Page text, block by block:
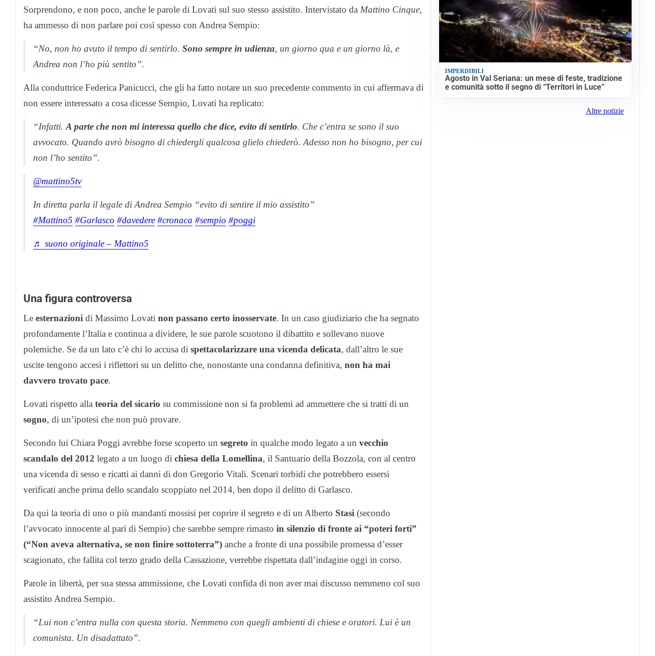
Sorprendono, e non poco, anche le parole di Lovati sul suo stesso assistito. Intervistato da Mattino Cinque,
ha ammesso di non parlare poi così spesso con Andrea Sempio:
“No, non ho avuto il tempo di sentirlo. Sono sempre in udienza, un giorno qua e un giorno là, e
Andrea non l’ho più sentito”.
Alla conduttrice Federica Panicucci, che gli ha fatto notare un suo precedente commento in cui affermava di
non essere interessato a cosa dicesse Sempio, Lovati ha replicato:
“Infatti. A parte che non mi interessa quello che dice, evito di sentirlo. Che c’entra se sono il suo
avvocato. Quando avrò bisogno di chiedergli qualcosa glielo chiederò. Adesso non ho bisogno, per cui
non l’ho sentito”.
@mattino5tv
In diretta parla il legale di Andrea Sempio “evito di sentire il mio assistito”
#Mattino5 #Garlasco #davedere #cronaca #sempio #poggi
♬ suono originale – Mattino5
Una figura controversa
Le esternazioni di Massimo Lovati non passano certo inosservate. In un caso giudiziario che ha segnato
profondamente l’Italia e continua a dividere, le sue parole scuotono il dibattito e sollevano nuove
polemiche. Se da un lato c’è chi lo accusa di spettacolarizzare una vicenda delicata, dall’altro le sue
uscite tengono accesi i riflettori su un delitto che, nonostante una condanna definitiva, non ha mai
davvero trovato pace.
Lovati rispetto alla teoria del sicario su commissione non si fa problemi ad ammettere che si tratti di un
sogno, di un’ipotesi che non può provare.
Secondo lui Chiara Poggi avrebbe forse scoperto un segreto in qualche modo legato a un vecchio
scandalo del 2012 legato a un luogo di chiesa della Lomellina, il Santuario della Bozzola, con al centro
una vicenda di sesso e ricatti ai danni di don Gregorio Vitali. Scenari torbidi che potrebbero essersi
verificati anche prima dello scandalo scoppiato nel 2014, ben dopo il delitto di Garlasco.
Da qui la teoria di uno o più mandanti mossisi per coprire il segreto e di un Alberto Stasi (secondo
l’avvocato innocente al pari di Sempio) che sarebbe sempre rimasto in silenzio di fronte ai “poteri forti”
(“Non aveva alternativa, se non finire sottoterra”) anche a fronte di una possibile promessa d’esser
scagionato, che fallita col terzo grado della Cassazione, verrebbe rispettata dall’indagine oggi in corso.
Parole in libertà, per sua stessa ammissione, che Lovati confida di non aver mai discusso nemmeno col suo
assistito Andrea Sempio.
“Lui non c’entra nulla con questa storia. Nemmeno con quegli ambienti di chiese e oratori. Lui è un
comunista. Un disadattato”.
IMPERDIBILI
Agosto in Val Seriana: un mese di feste, tradizione
e comunità sotto il segno di “Territori in Luce”
Altre notizie